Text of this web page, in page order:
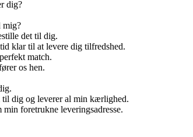
dig?
mig?
det til dig.
klar til at levere dig tilfredshed.
match.
os hen.
til dig og leverer al min kærlighed.
foretrukne leveringsadresse.